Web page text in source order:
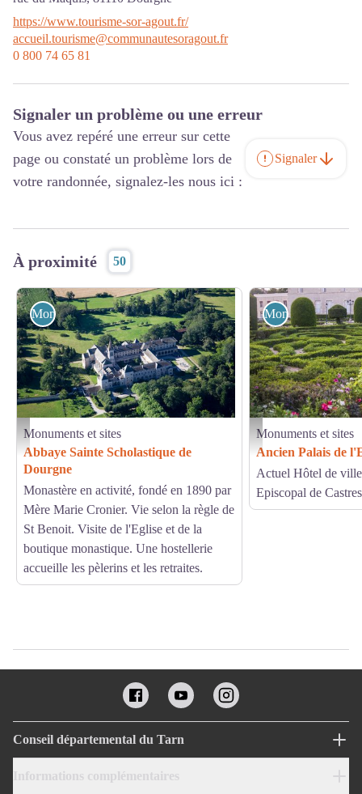
https://www.tourisme-sor-agout.fr/
accueil.tourisme@communautesoragout.fr
0 800 74 65 81
Signaler un problème ou une erreur
Vous avez repéré une erreur sur cette
page ou constaté un problème lors de
votre randonnée, signalez-les nous ici :
Signaler
À proximité 50
Ste Scholastique Monastère - CDT Pascale Walter
Monuments et sites
Monuments et sites
Abbaye Sainte Scholastique de
Dourgne
Monastère en activité, fondé en 1890 par
Mère Marie Cronier. Vie selon la règle de
St Benoit. Visite de l'Eglise et de la
boutique monastique. Une hostellerie
accueille les pèlerins et les retraites.
otcm
Monuments et sites
Monuments et sites
Ancien Palais de
Actuel Hôtel de
Episcopal de
Conseil départemental du Tarn
Informations complémentaires